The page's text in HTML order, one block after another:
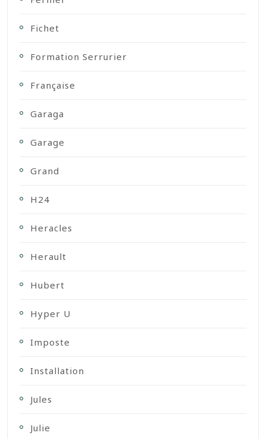
Fichet
Formation Serrurier
Française
Garaga
Garage
Grand
H24
Heracles
Herault
Hubert
Hyper U
Imposte
Installation
Jules
Julie